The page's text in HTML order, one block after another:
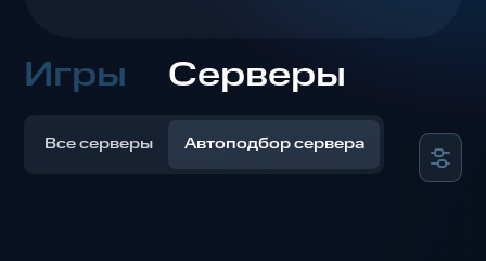
Игры Серверы
Все серверы Автоподбор сервера